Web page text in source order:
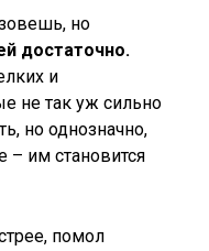
но
достаточно.
и
не так уж сильно
но однозначно,
– им становится
помол